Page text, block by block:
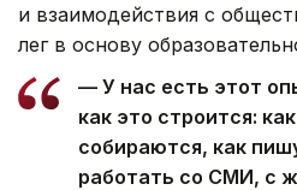
и взаимодействия с
лег в основу
— У нас есть этот
как это строится:
собираются, как
работать со СМИ, с